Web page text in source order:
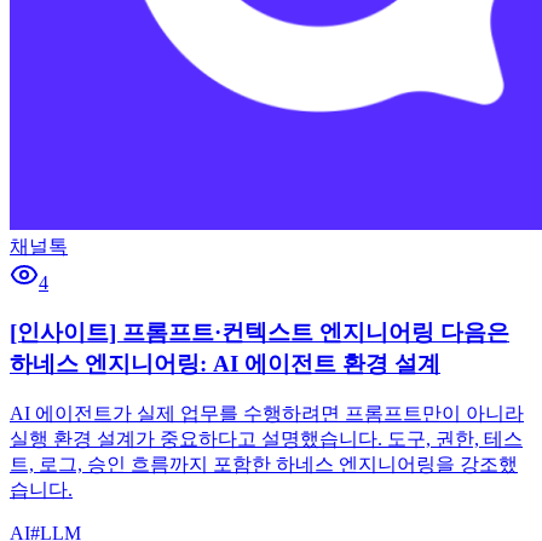
채널톡
4
[인사이트] 프롬프트·컨텍스트 엔지니어링 다음은
하네스 엔지니어링: AI 에이전트 환경 설계
AI 에이전트가 실제 업무를 수행하려면 프롬프트만이 아니라
실행 환경 설계가 중요하다고 설명했습니다. 도구, 권한, 테스
트, 로그, 승인 흐름까지 포함한 하네스 엔지니어링을 강조했
습니다.
AI#LLM